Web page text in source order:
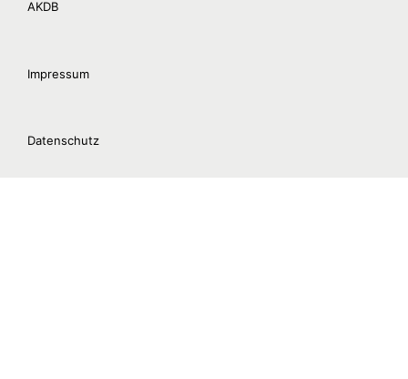
AKDB
Impressum
Datenschutz